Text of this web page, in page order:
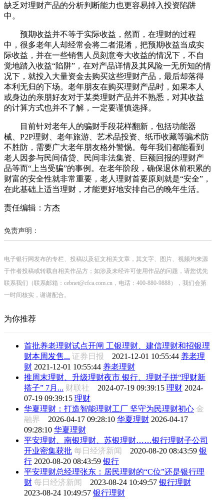
缺乏对理财产品的分析判断能力也更容易掉入投资陷阱
中。
预期收益并不等于实际收益，然而，在理财的过程
中，很多老年人却经常会将二者混淆，把预期收益当成实
际收益，并在一些销售人员刻意夸大收益的情况下，不自
觉地踏入收益“陷阱”，在对产品详情及其风险一无所知的情
况下，就投入大量资金去购买这些理财产品，最后却落得
本利无归的下场。老年朋友在购买理财产品时，如果本人
或身边的亲朋好友对于某类理财产品并不熟悉，对其收益
的计算方式也并不了解，一定要谨慎选择。
目前针对老年人的骗财手段花样翻新，包括功能器
械、P2P理财、老年旅游、艺术品投资、纸币收藏等骗术防
不胜防，需要广大老年朋友格外警惕。每年我们都能看到
老人因参与民间借贷、民间非法集资、巨额回报的理财产
品等而“上当受骗”的事例。在老年阶段，确保退休前积累的
财富的安全性就非常重要，老人理财首要原则就是“安全”，
在此基础上适当理财，才能更好地安排自己的晚年生活。
责任编辑：方杰
免责声明：
电子银行网发布的专栏、投稿以及征文相关文章，其文字、图片、视频均来源
于作者投稿或转载自相关作品方；如涉及未经许可使用作品的问题，请您优先
联系我们（联系邮箱：cebnet@cfca.com.cn，电话：400-880-9888），我们会第
一时间核实，谢谢配合。
为你推荐
首批养老理财试点开闸 工银理财、建信理财和招银理
财本周发售... 证券日报 2021-12-01 10:55:44 养老理
财 2021-12-01 10:55:44 养老理财
推周末理财、升级理财夜市 银行、理财子拼“理财新
搭子” 7月... 财联社 2024-07-19 09:39:15 理财 2024-
07-19 09:39:15 理财
华夏理财：打造智能理财工厂 坚守为民理财初心 金
融界 2026-04-17 09:28:10 华夏理财 2026-04-17
09:28:10 华夏理财
平安理财、南银理财、苏银理财……银行理财子公司
开业密集获批 每日经济新闻 2020-08-20 08:43:59 银
行 2020-08-20 08:43:59 银行
平安理财总经理张东：居民理财的“C位”还是银行理
财 每日经济新闻 2023-08-24 10:49:57 银行理财
2023-08-24 10:49:57 银行理财